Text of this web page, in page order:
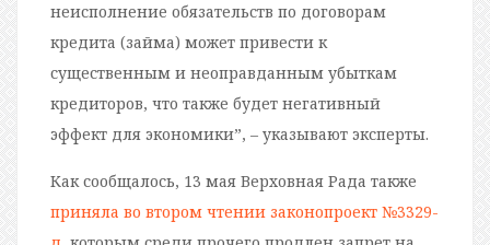
неисполнение обязательств по договорам
кредита (займа) может привести к
существенным и неоправданным убыткам
кредиторов, что также будет негативный
эффект для экономики”, – указывают эксперты.
Как сообщалось, 13 мая Верховная Рада также
приняла во втором чтении законопроект №3329-